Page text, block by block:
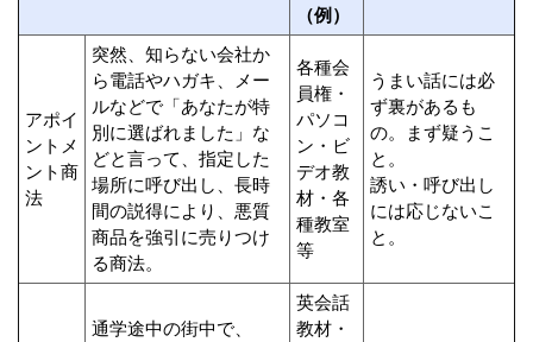
（例）
アポイ
ントメ
ント商
法
突然、知らない会社か
ら電話やハガキ、メー
ルなどで「あなたが特
別に選ばれました」な
どと言って、指定した
場所に呼び出し、長時
間の説得により、悪質
商品を強引に売りつけ
る商法。
各種会
員権・
パソコ
ン・ビ
デオ教
材・各
種教室
等
うまい話には必
ず裏があるも
の。まず疑うこ
と。
誘い・呼び出し
には応じないこ
と。
通学途中の街中で、
英会話
教材・